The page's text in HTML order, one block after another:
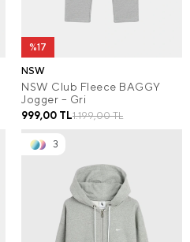
%17
NSW
NSW Club Fleece BAGGY
Jogger – Gri
1.199,00 TL
999,00 TL
3